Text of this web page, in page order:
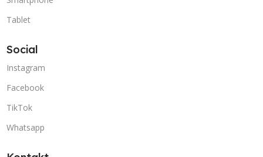
Tablet
Social
Instagram
Facebook
TikTok
Whatsapp